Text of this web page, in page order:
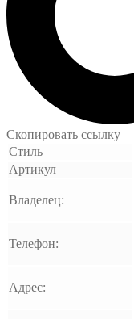
Скопировать ссылку
Стиль
Артикул
Владелец:
Телефон:
Адрес: